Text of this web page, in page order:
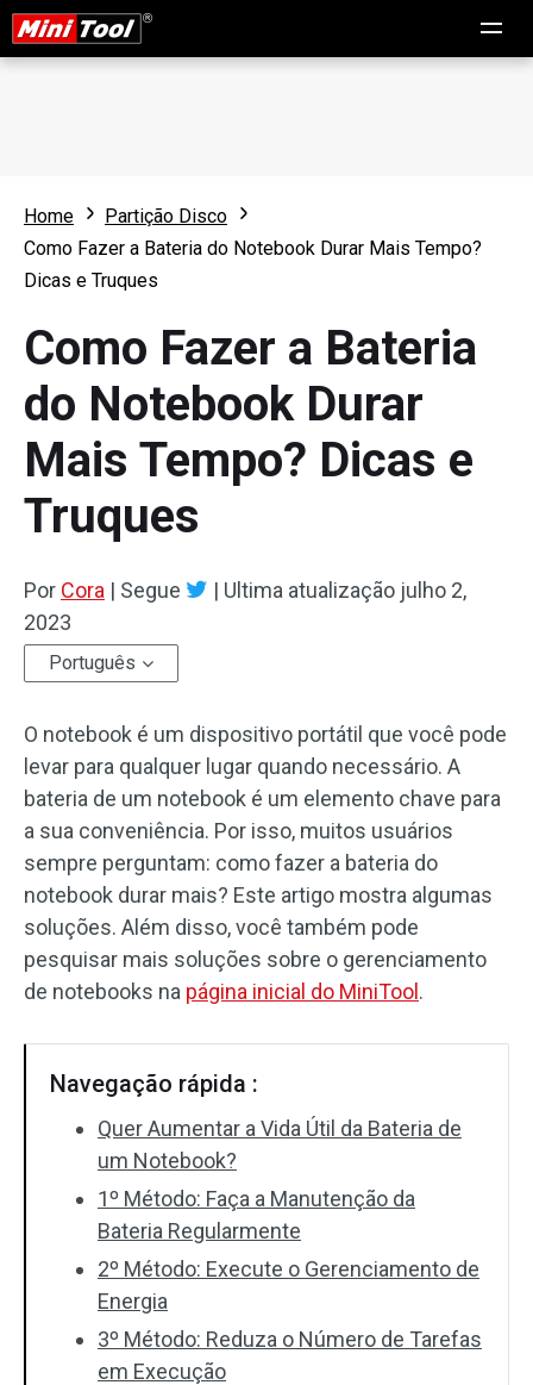
Home
Partição Disco
Como Fazer a Bateria do Notebook Durar Mais Tempo?
Dicas e Truques
Como Fazer a Bateria
do Notebook Durar
Mais Tempo? Dicas e
Truques
Por Cora | Segue | Ultima atualização julho 2,
2023
Português
O notebook é um dispositivo portátil que você pode
levar para qualquer lugar quando necessário. A
bateria de um notebook é um elemento chave para
a sua conveniência. Por isso, muitos usuários
sempre perguntam: como fazer a bateria do
notebook durar mais? Este artigo mostra algumas
soluções. Além disso, você também pode
pesquisar mais soluções sobre o gerenciamento
de notebooks na página inicial do MiniTool .
Navegação rápida :
Quer Aumentar a Vida Útil da Bateria de
um Notebook?
1º Método: Faça a Manutenção da
Bateria Regularmente
2º Método: Execute o Gerenciamento de
Energia
3º Método: Reduza o Número de Tarefas
em Execução